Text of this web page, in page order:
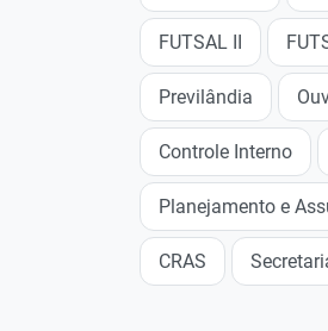
FUTSAL II
Previlândia
Controle Interno
Planejamento e
CRAS